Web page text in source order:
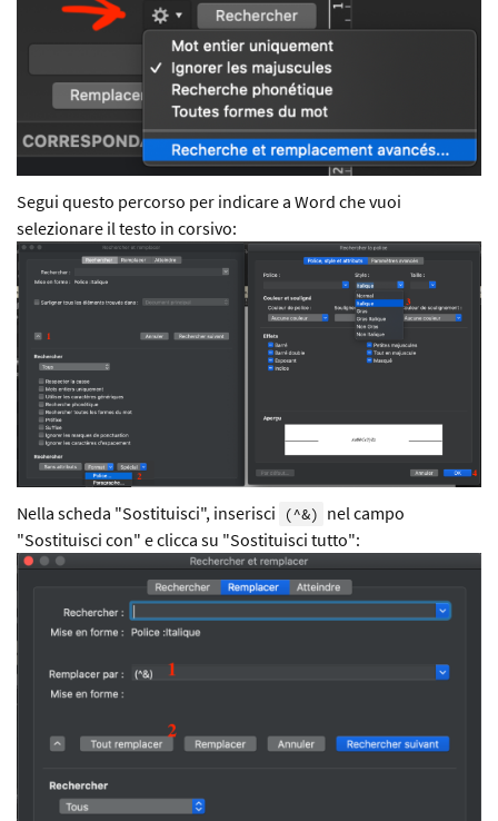
Segui questo percorso per indicare a Word che vuoi
selezionare il testo in corsivo:
Nella scheda "Sostituisci", inserisci (^&) nel campo
"Sostituisci con" e clicca su "Sostituisci tutto":